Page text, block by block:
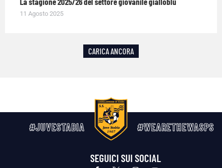
11 Agosto 2025
CARICA ANCORA
#JUVESTABIA #WEARETHEWASPS
SEGUICI SUI SOCIAL